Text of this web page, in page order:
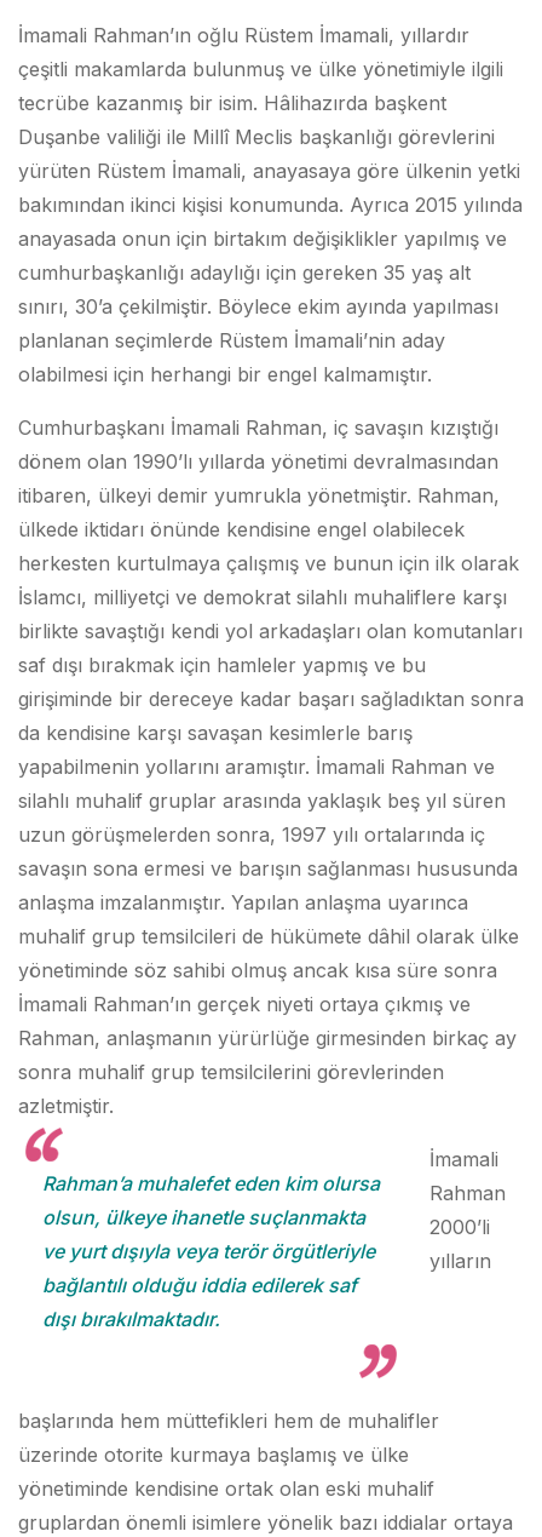
İmamali Rahman’ın oğlu Rüstem İmamali, yıllardır
çeşitli makamlarda bulunmuş ve ülke yönetimiyle ilgili
tecrübe kazanmış bir isim. Hâlihazırda başkent
Duşanbe valiliği ile Millî Meclis başkanlığı görevlerini
yürüten Rüstem İmamali, anayasaya göre ülkenin yetki
bakımından ikinci kişisi konumunda. Ayrıca 2015 yılında
anayasada onun için birtakım değişiklikler yapılmış ve
cumhurbaşkanlığı adaylığı için gereken 35 yaş alt
sınırı, 30’a çekilmiştir. Böylece ekim ayında yapılması
planlanan seçimlerde Rüstem İmamali’nin aday
olabilmesi için herhangi bir engel kalmamıştır.
Cumhurbaşkanı İmamali Rahman, iç savaşın kızıştığı
dönem olan 1990’lı yıllarda yönetimi devralmasından
itibaren, ülkeyi demir yumrukla yönetmiştir. Rahman,
ülkede iktidarı önünde kendisine engel olabilecek
herkesten kurtulmaya çalışmış ve bunun için ilk olarak
İslamcı, milliyetçi ve demokrat silahlı muhaliflere karşı
birlikte savaştığı kendi yol arkadaşları olan komutanları
saf dışı bırakmak için hamleler yapmış ve bu
girişiminde bir dereceye kadar başarı sağladıktan sonra
da kendisine karşı savaşan kesimlerle barış
yapabilmenin yollarını aramıştır. İmamali Rahman ve
silahlı muhalif gruplar arasında yaklaşık beş yıl süren
uzun görüşmelerden sonra, 1997 yılı ortalarında iç
savaşın sona ermesi ve barışın sağlanması hususunda
anlaşma imzalanmıştır. Yapılan anlaşma uyarınca
muhalif grup temsilcileri de hükümete dâhil olarak ülke
yönetiminde söz sahibi olmuş ancak kısa süre sonra
İmamali Rahman’ın gerçek niyeti ortaya çıkmış ve
Rahman, anlaşmanın yürürlüğe girmesinden birkaç ay
sonra muhalif grup temsilcilerini görevlerinden
azletmiştir.
Rahman’a muhalefet eden kim olursa
olsun, ülkeye ihanetle suçlanmakta
ve yurt dışıyla veya terör örgütleriyle
bağlantılı olduğu iddia edilerek saf
dışı bırakılmaktadır.
İmamali
Rahman
2000’li
yılların
başlarında hem müttefikleri hem de muhalifler
üzerinde otorite kurmaya başlamış ve ülke
yönetiminde kendisine ortak olan eski muhalif
gruplardan önemli isimlere yönelik bazı iddialar ortaya